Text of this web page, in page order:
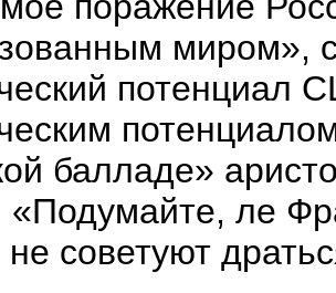
миром»,
потенциал
балладе»
«Подумайте, ле
советуют